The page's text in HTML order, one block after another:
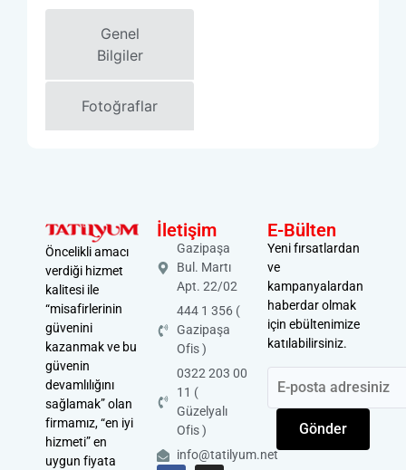
Genel
Bilgiler
Fotoğraflar
Öncelikli amacı
verdiği hizmet
kalitesi ile
“misafirlerinin
güvenini
kazanmak ve bu
güvenin
devamlılığını
sağlamak” olan
firmamız, “en iyi
hizmeti” en
uygun fiyata
İletişim
Gazipaşa
Bul. Martı
Apt. 22/02
444 1 356 (
Gazipaşa
Ofis )
0322 203 00
11 (
Güzelyalı
Ofis )
info@tatilyum.net
E-Bülten
Yeni fırsatlardan
ve
kampanyalardan
haberdar olmak
için ebültenimize
katılabilirsiniz.
Gönder